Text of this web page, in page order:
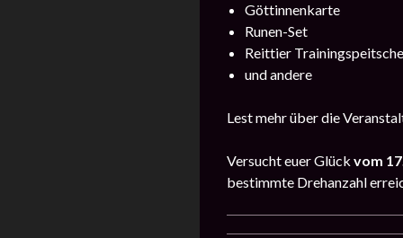
Göttinnenkarte
Runen-Set
Reittier Trainingspeitsche
und andere
Lest mehr über die
Versucht euer Glück vom
bestimmte Drehanzahl